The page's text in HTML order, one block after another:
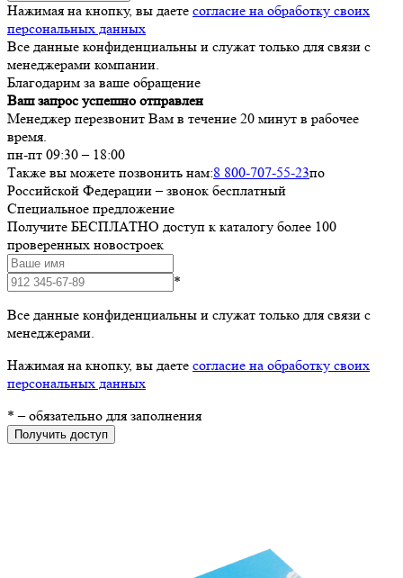
Нажимая на кнопку, вы даете согласие на обработку своих
персональных данных
Все данные конфиденциальны и служат только для связи с
менеджерами компании.
Благодарим за ваше обращение
Ваш запрос успешно отправлен
Менеджер перезвонит Вам в течение 20 минут в рабочее
время.
пн-пт 09:30 – 18:00
Также вы можете позвонить нам:8 800-707-55-23по
Российской Федерации – звонок бесплатный
Специальное предложение
Получите БЕСПЛАТНО доступ к каталогу более 100
проверенных новостроек
*
Все данные конфиденциальны и служат только для связи с
менеджерами.
Нажимая на кнопку, вы даете согласие на обработку своих
персональных данных
* – обязательно для заполнения
Получить доступ